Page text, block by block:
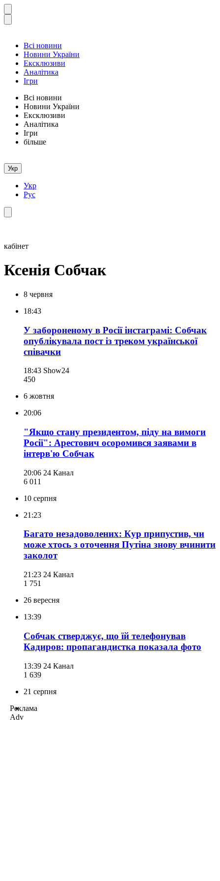
Всі новини
Новини України
Ексклюзиви
Аналітика
Ігри
Всі новини
Новини України
Ексклюзиви
Аналітика
Ігри
більше
Укр
Укр
Рус
кабінет
Ксенія Собчак
8 червня
18:43
У забороненому в Росії інстаграмі: Собчак
опублікувала пост із треком української
співачки
18:43 Show24
450
6 жовтня
20:06
"Якщо стану президентом, піду на вимоги
Росії": Арестович осоромився заявами в
інтерв'ю Собчак
20:06 24 Канал
6 011
10 серпня
21:23
Багато незадоволених: Кур припустив, чи
може хтось з оточення Путіна знову вчинити
заколот
21:23 24 Канал
1 751
26 вересня
13:39
Собчак стверджує, що їй телефонував
Кадиров: пропагандистка показала фото
13:39 24 Канал
1 639
21 серпня
Реклама
Adv